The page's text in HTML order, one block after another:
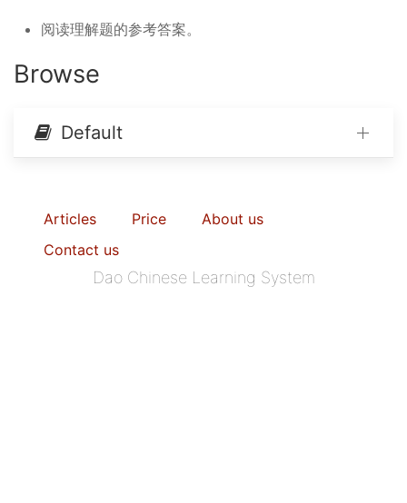
阅读理解题的参考答案。
Browse
Default
Articles Price
About us
Contact us
Dao Chinese Learning System